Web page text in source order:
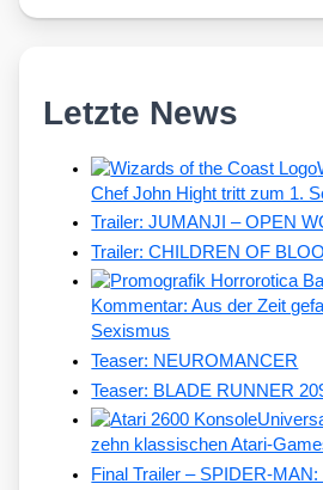
Letzte News
Chef John Hight tritt zum 1.
Trailer: JUMANJI – OPEN
Trailer: CHILDREN OF
Kommentar: Aus der Zeit
Sexismus
Teaser: NEUROMANCER
Teaser: BLADE RUNNER
zehn klassischen Atari-
Final Trailer – SPIDER-